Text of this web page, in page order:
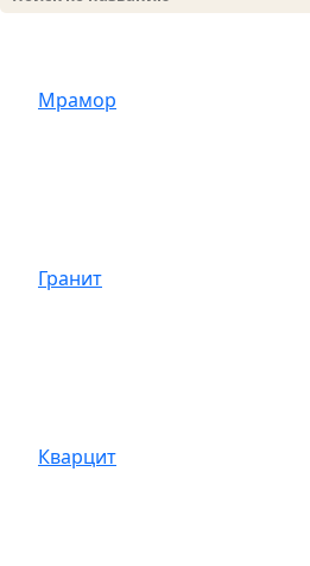
Мрамор
Гранит
Кварцит